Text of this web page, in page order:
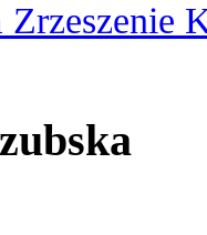
Zrzeszenie